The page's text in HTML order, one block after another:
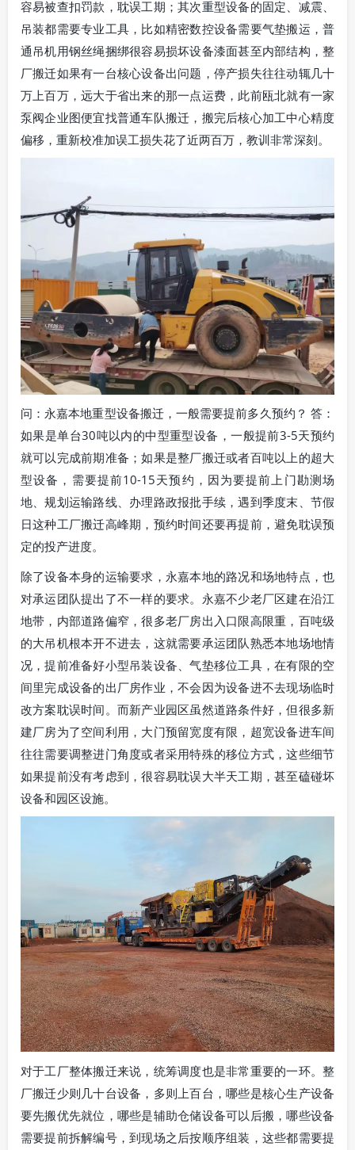
容易被查扣罚款，耽误工期；其次重型设备的固定、减震、
吊装都需要专业工具，比如精密数控设备需要气垫搬运，普
通吊机用钢丝绳捆绑很容易损坏设备漆面甚至内部结构，整
厂搬迁如果有一台核心设备出问题，停产损失往往动辄几十
万上百万，远大于省出来的那一点运费，此前瓯北就有一家
泵阀企业图便宜找普通车队搬迁，搬完后核心加工中心精度
偏移，重新校准加误工损失花了近两百万，教训非常深刻。
问：永嘉本地重型设备搬迁，一般需要提前多久预约？ 答：
如果是单台30吨以内的中型重型设备，一般提前3-5天预约
就可以完成前期准备；如果是整厂搬迁或者百吨以上的超大
型设备，需要提前10-15天预约，因为要提前上门勘测场
地、规划运输路线、办理路政报批手续，遇到季度末、节假
日这种工厂搬迁高峰期，预约时间还要再提前，避免耽误预
定的投产进度。
除了设备本身的运输要求，永嘉本地的路况和场地特点，也
对承运团队提出了不一样的要求。永嘉不少老厂区建在沿江
地带，内部道路偏窄，很多老厂房出入口限高限重，百吨级
的大吊机根本开不进去，这就需要承运团队熟悉本地场地情
况，提前准备好小型吊装设备、气垫移位工具，在有限的空
间里完成设备的出厂房作业，不会因为设备进不去现场临时
改方案耽误时间。而新产业园区虽然道路条件好，但很多新
建厂房为了空间利用，大门预留宽度有限，超宽设备进车间
往往需要调整进门角度或者采用特殊的移位方式，这些细节
如果提前没有考虑到，很容易耽误大半天工期，甚至磕碰坏
设备和园区设施。
对于工厂整体搬迁来说，统筹调度也是非常重要的一环。整
厂搬迁少则几十台设备，多则上百台，哪些是核心生产设备
要先搬优先就位，哪些是辅助仓储设备可以后搬，哪些设备
需要提前拆解编号，到现场之后按顺序组装，这些都需要提